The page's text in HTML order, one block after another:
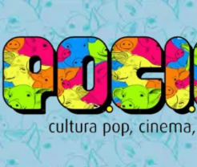
Ir
para
o
conteúdo